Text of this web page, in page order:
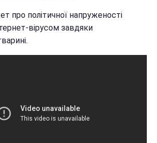
про політичної напруженості
вірусом завдяки